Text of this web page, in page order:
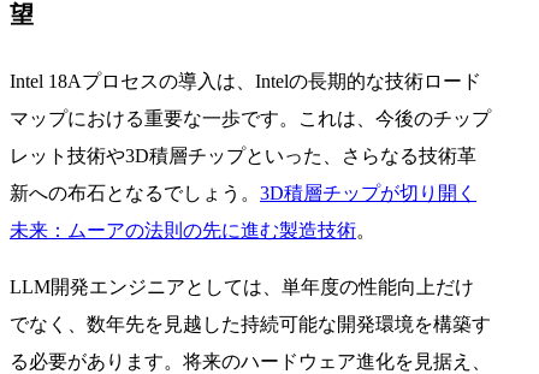
望
Intel 18Aプロセスの導入は、Intelの長期的な技術ロード
マップにおける重要な一歩です。これは、今後のチップ
レット技術や3D積層チップといった、さらなる技術革
新への布石となるでしょう。 3D積層チップが切り開く
未来：ムーアの法則の先に進む製造技術。
LLM開発エンジニアとしては、単年度の性能向上だけ
でなく、数年先を見越した持続可能な開発環境を構築す
る必要があります。将来のハードウェア進化を見据え、